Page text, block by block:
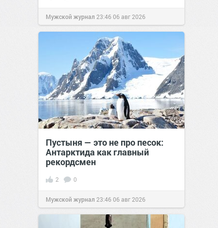
Мужской журнал 23:4606 авг 2026
Пустыня — это не про песок:
Антарктида как главный
рекордсмен
2 0
Мужской журнал 23:4606 авг 2026